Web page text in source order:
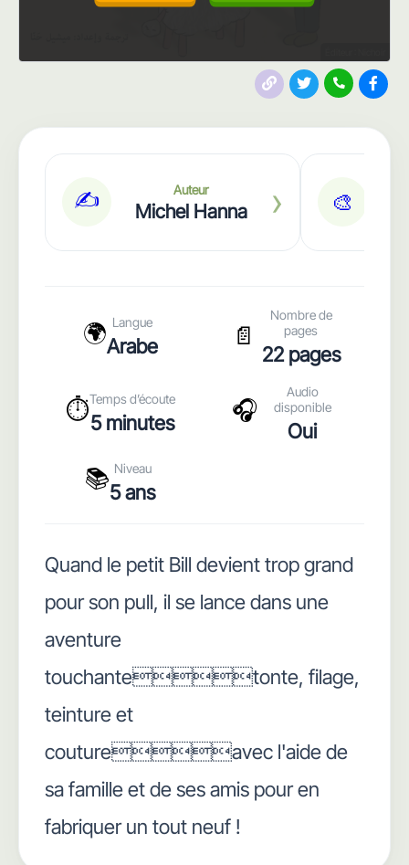
✍️ Auteur
Michel Hanna › 🎨
🌍 Langue
Arabe 📄
Nombre de
pages
22 pages
⏱️Temps d’écoute
5 minutes 🎧
Audio
disponible
Oui
📚 Niveau
5 ans
Quand le petit Bill devient trop grand
pour son pull, il se lance dans une
aventure
touchantetonte, filage,
teinture et
coutureavec l'aide de
sa famille et de ses amis pour en
fabriquer un tout neuf !